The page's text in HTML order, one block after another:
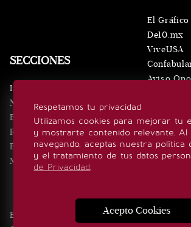
Respetamos tu privacidad
Utilizamos cookies para mejorar tu
y mostrarte contenido relevante. Al
navegando, aceptas nuestra política
y el tratamiento de tus datos
de Privacidad.
Acepto Cookies
SECCIONES
Inicio
Noticias
Eventos
Realeza
Estilo de vida
Minuto x Minuto
El Gráfico
De10.mx
ViveUSA
Aviso
Edición Impresa Noticias Quiénes somos